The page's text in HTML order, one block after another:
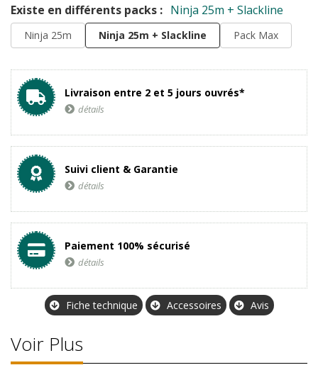
Existe en différents packs : Ninja 25m + Slackline
Ninja 25m Ninja 25m + Slackline Pack Max
Livraison entre 2 et 5 jours ouvrés*
détails
Suivi client & Garantie
détails
Paiement 100% sécurisé
détails
Fiche technique Accessoires Avis
Voir Plus